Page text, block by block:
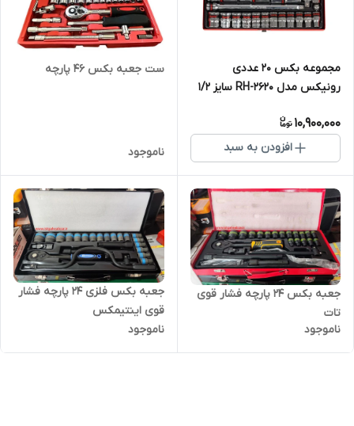
مجموعه بکس ۲۰ عددی
رونیکس مدل RH-2620 سایز ۱/۲
10,900,000
افزودن به سبد
ست جعبه بکس ۴۶ پارچه
ناموجود
جعبه بکس 24 پارچه فشار قوی
تات
ناموجود
جعبه بکس فلزی 24 پارچه فشار
قوی اینتیمکس
ناموجود